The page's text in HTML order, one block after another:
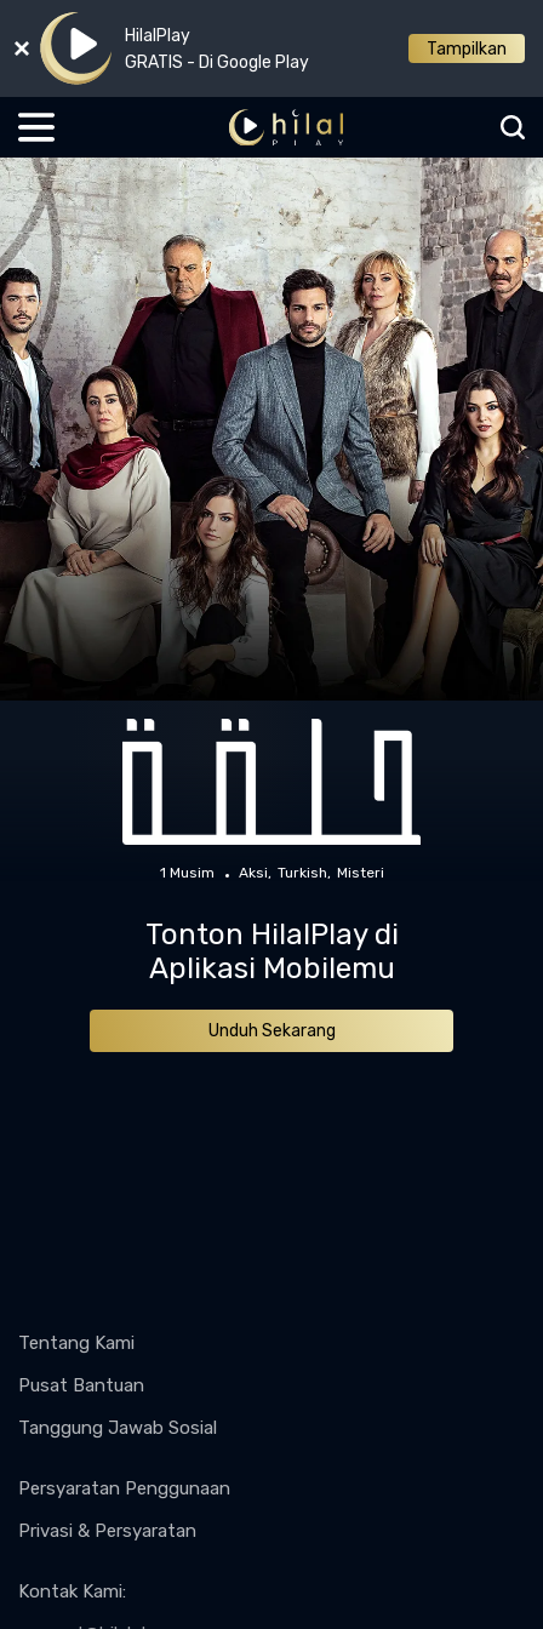
HilalPlay
GRATIS - Di Google Play
Tampilkan
1 Musim Aksi Turkish Misteri
Tonton HilalPlay di
Aplikasi Mobilemu
Unduh Sekarang
Tentang Kami
Pusat Bantuan
Tanggung Jawab Sosial
Persyaratan Penggunaan
Privasi & Persyaratan
Kontak Kami: